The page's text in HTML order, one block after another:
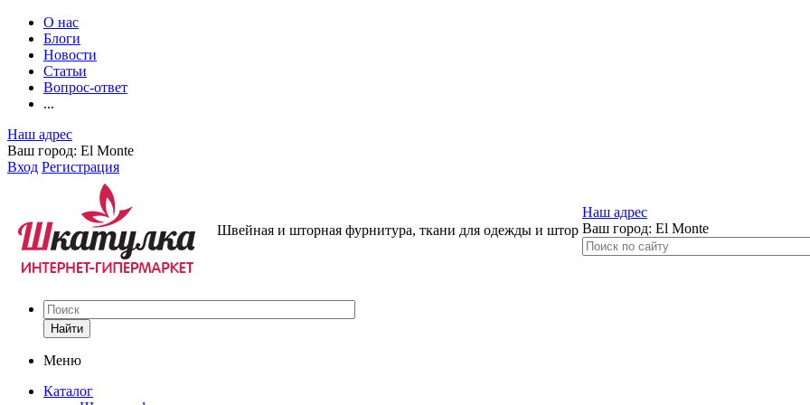
О нас
Блоги
Новости
Статьи
Вопрос-ответ
...
Наш адрес
Ваш город: El Monte
Вход Регистрация
Швейная и шторная фурнитура, ткани для одежды и штор
Наш адрес
Ваш город: El Monte
Найти
Меню
Каталог